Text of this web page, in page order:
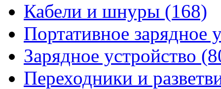
Кабели и шнуры (168)
Портативное зарядное
Зарядное устройство
Переходники и